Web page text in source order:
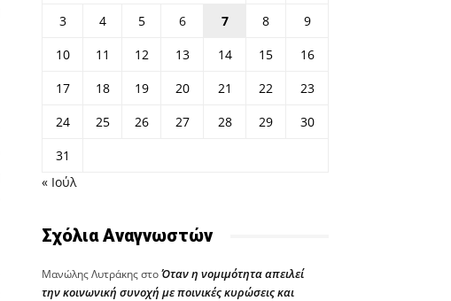
3
4 5 6 7 8
9
10
11 12 13 14 15
16
17
18 19 20 21 22
23
24
25 26 27 28 29
30
31
« Ιούλ
Σχόλια Αναγνωστών
Μανώλης ΛυτράκηςστοΌταν η νομιμότητα απειλεί
την κοινωνική συνοχή με ποινικές κυρώσεις και